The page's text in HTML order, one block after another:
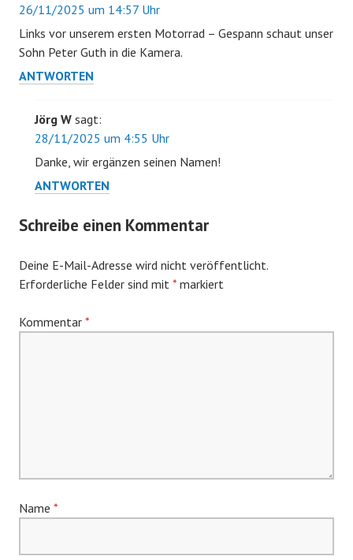
26/11/2025 um 14:57 Uhr
Links vor unserem ersten Motorrad – Gespann schaut unser
Sohn Peter Guth in die Kamera.
ANTWORTEN
Jörg W sagt:
28/11/2025 um 4:55 Uhr
Danke, wir ergänzen seinen Namen!
ANTWORTEN
Schreibe einen Kommentar
Deine E-Mail-Adresse wird nicht veröffentlicht.
Erforderliche Felder sind mit * markiert
Kommentar *
Name *